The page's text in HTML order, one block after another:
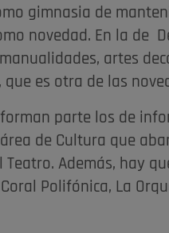
gimnasia de
novedad. En la de
artes
es otra de las
parte los de
de Cultura que
Teatro. Además, hay
Polifónica, La